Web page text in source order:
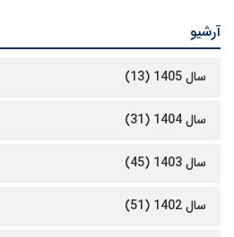
آرشیو
سال 1405 (13)
سال 1404 (31)
سال 1403 (45)
سال 1402 (51)